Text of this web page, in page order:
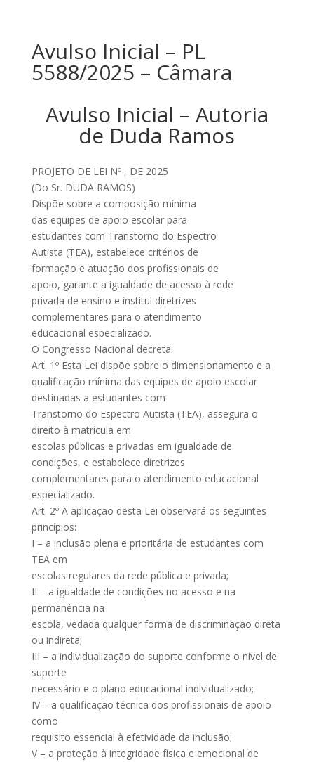
Avulso Inicial – PL
5588/2025 – Câmara
Avulso Inicial – Autoria
de Duda Ramos
PROJETO DE LEI Nº , DE 2025
(Do Sr. DUDA RAMOS)
Dispõe sobre a composição mínima
das equipes de apoio escolar para
estudantes com Transtorno do Espectro
Autista (TEA), estabelece critérios de
formação e atuação dos profissionais de
apoio, garante a igualdade de acesso à rede
privada de ensino e institui diretrizes
complementares para o atendimento
educacional especializado.
O Congresso Nacional decreta:
Art. 1º Esta Lei dispõe sobre o dimensionamento e a
qualificação mínima das equipes de apoio escolar
destinadas a estudantes com
Transtorno do Espectro Autista (TEA), assegura o
direito à matrícula em
escolas públicas e privadas em igualdade de
condições, e estabelece diretrizes
complementares para o atendimento educacional
especializado.
Art. 2º A aplicação desta Lei observará os seguintes
princípios:
I – a inclusão plena e prioritária de estudantes com
TEA em
escolas regulares da rede pública e privada;
II – a igualdade de condições no acesso e na
permanência na
escola, vedada qualquer forma de discriminação direta
ou indireta;
III – a individualização do suporte conforme o nível de
suporte
necessário e o plano educacional individualizado;
IV – a qualificação técnica dos profissionais de apoio
como
requisito essencial à efetividade da inclusão;
V – a proteção à integridade física e emocional de